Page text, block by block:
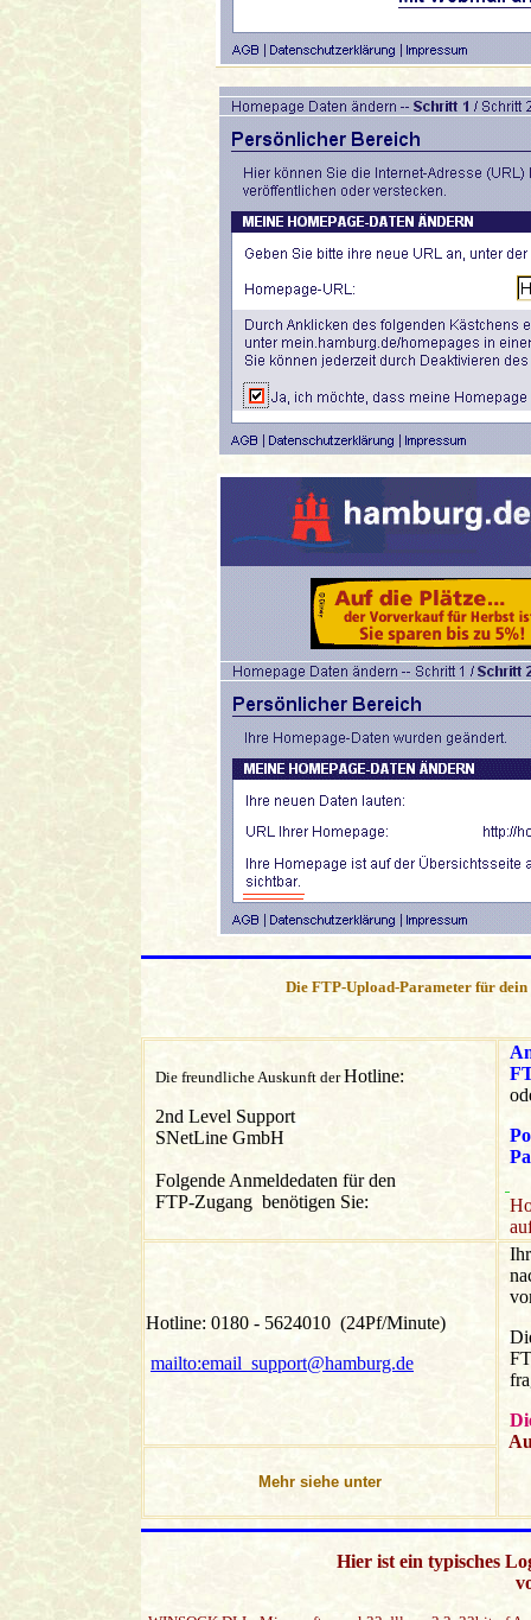
Die FTP-Upload-Parameter für
Die freundliche Auskunft derHotline:
2nd Level Support
SNetLine GmbH
Folgende Anmeldedaten für den
FTP-Zugang benötigen Sie:
Hotline: 0180 - 5624010 (24Pf/Minute)
mailto:email_support@hamburg.de
Mehr siehe unter
Hier ist ein typisches